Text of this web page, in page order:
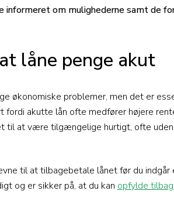
informeret om mulighederne samt de
låne penge akut
økonomiske problemer, men det er
fordi akutte lån ofte medfører højere
til at være tilgængelige hurtigt, ofte
til at tilbagebetale lånet før du
og er sikker på, at du kan opfylde